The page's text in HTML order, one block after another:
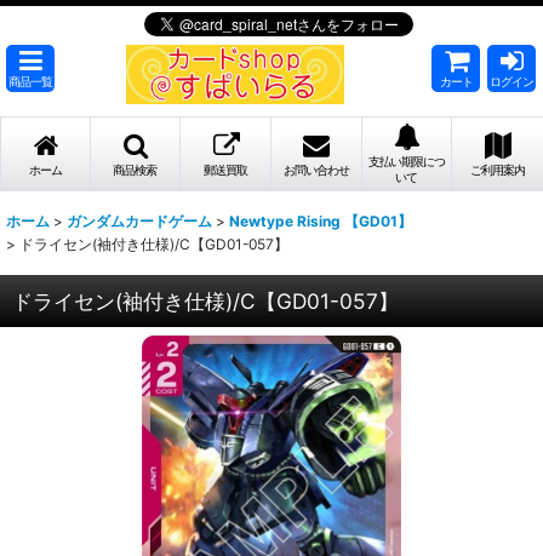
商品一覧 カート ログイン
ホーム 商品検索 郵送買取 お問い合わせ
支払い期限につ
いて
ご利用案内
ホーム > ガンダムカードゲーム > Newtype Rising 【GD01】
> ドライセン(袖付き仕様)/C【GD01-057】
ドライセン(袖付き仕様)/C【GD01-057】